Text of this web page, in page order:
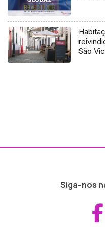
São
Siga-nos